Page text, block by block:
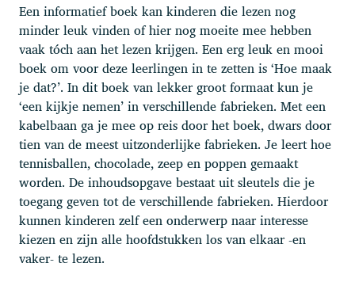
Een informatief boek kan kinderen die lezen nog
minder leuk vinden of hier nog moeite mee hebben
vaak tóch aan het lezen krijgen. Een erg leuk en mooi
boek om voor deze leerlingen in te zetten is ‘Hoe maak
je dat?’. In dit boek van lekker groot formaat kun je
‘een kijkje nemen’ in verschillende fabrieken. Met een
kabelbaan ga je mee op reis door het boek, dwars door
tien van de meest uitzonderlijke fabrieken. Je leert hoe
tennisballen, chocolade, zeep en poppen gemaakt
worden. De inhoudsopgave bestaat uit sleutels die je
toegang geven tot de verschillende fabrieken. Hierdoor
kunnen kinderen zelf een onderwerp naar interesse
kiezen en zijn alle hoofdstukken los van elkaar -en
vaker- te lezen.